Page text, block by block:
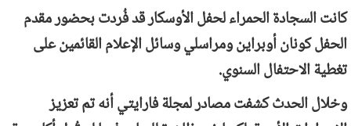
كانت السجادة الحمراء لحفل الأوسكار قد فُردت بحضور مقدم
الحفل كونان أوبراين ومراسلي وسائل الإعلام القائمين على
تغطية الاحتفال السنوي.
وخلال الحدث كشفت مصادر لمجلة فارايتي أنه تم تعزيز